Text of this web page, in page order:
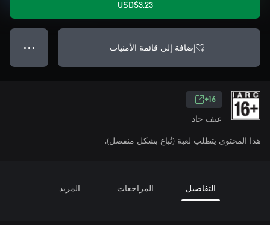
USD$3.23
إضافة إلى قائمة الأمنيات ● ● ●
16+
عنف حاد
هذا المحتوى يتطلب لعبة (تُباع بشكل منفصل).
التفاصيل المراجعات المزيد